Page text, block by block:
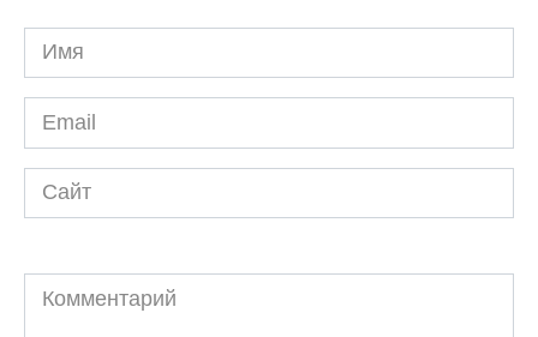
Имя
*
Email
*
Сайт
Комментарий